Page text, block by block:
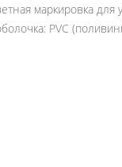
маркировка для
PVC